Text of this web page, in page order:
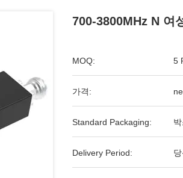
700-3800MHz N 여
MOQ: 5
가격:
Standard Packaging:
Delivery Period: